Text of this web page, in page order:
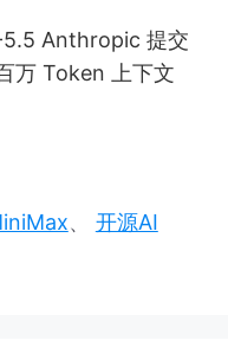
5.5 Anthropic 提交
万 Token 上下文
、 开源AI